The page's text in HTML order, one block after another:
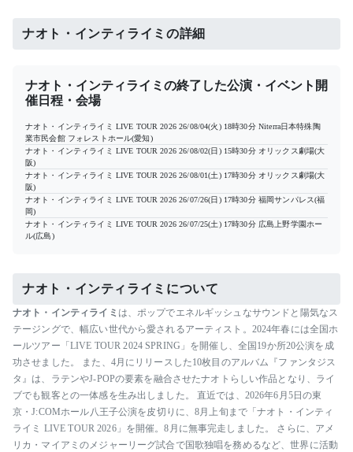
ナオト・インティライミの詳細
ナオト・インティライミの終了した公演・イベント開
催日程・会場
ナオト・インティライミ LIVE TOUR 2026 26/08/04(火) 18時30分 Niterra日本特殊陶
業市民会館 フォレストホール(愛知)
ナオト・インティライミ LIVE TOUR 2026 26/08/02(日) 15時30分 オリックス劇場(大
阪)
ナオト・インティライミ LIVE TOUR 2026 26/08/01(土) 17時30分 オリックス劇場(大
阪)
ナオト・インティライミ LIVE TOUR 2026 26/07/26(日) 17時30分 福岡サンパレス(福
岡)
ナオト・インティライミ LIVE TOUR 2026 26/07/25(土) 17時30分 広島上野学園ホー
ル(広島)
ナオト・インティライミについて
ナオト・インティライミ は、ポップでエネルギッシュなサウンドと陽気なス
テージングで、幅広い世代から愛されるアーティスト。2024年春には全国ホ
ールツアー「LIVE TOUR 2024 SPRING」を開催し、全国19か所20公演を成
功させました。 また、4月にリリースした10枚目のアルバム『ファンタジス
タ』は、ラテンやJ-POPの要素を融合させたナオトらしい作品となり、ライ
ブでも観客との一体感を生み出しました。 直近では、2026年6月5日の東
京・J:COMホール八王子公演を皮切りに、8月上旬まで「ナオト・インティ
ライミ LIVE TOUR 2026」を開催。8月に無事完走しました。 さらに、アメ
リカ・マイアミのメジャーリーグ試合で国歌独唱を務めるなど、世界に活動